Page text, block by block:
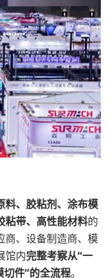
料、胶粘剂、涂布模
粘带、高性能材料的
商、设备制造商、模
馆内完整考察从“一
切件”的全流程。